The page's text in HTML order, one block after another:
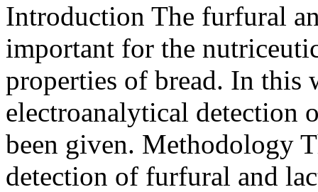
Introduction The furfural
important for the
properties of bread. In this
electroanalytical detection
been given. Methodology
detection of furfural and